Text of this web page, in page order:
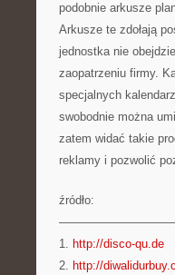
podobnie arkusze
Arkusze te zdołają
jednostka nie
zaopatrzeniu firmy.
specjalnych
swobodnie można
zatem widać takie
reklamy i pozwolić
źródło:
1. http://disco-qu.de
2. http://